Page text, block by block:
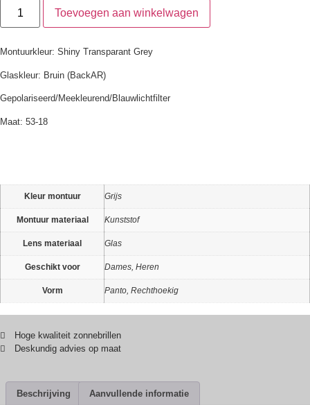
Toevoegen aan winkelwagen
Montuurkleur: Shiny Transparant Grey
Glaskleur: Bruin (BackAR)
Gepolariseerd/Meekleurend/Blauwlichtfilter
Maat: 53-18
Kleur montuur Grijs
Montuur materiaal Kunststof
Lens materiaal Glas
Geschikt voor Dames, Heren
Vorm Panto, Rechthoekig
Hoge kwaliteit zonnebrillen
Deskundig advies op maat
Beschrijving Aanvullende informatie